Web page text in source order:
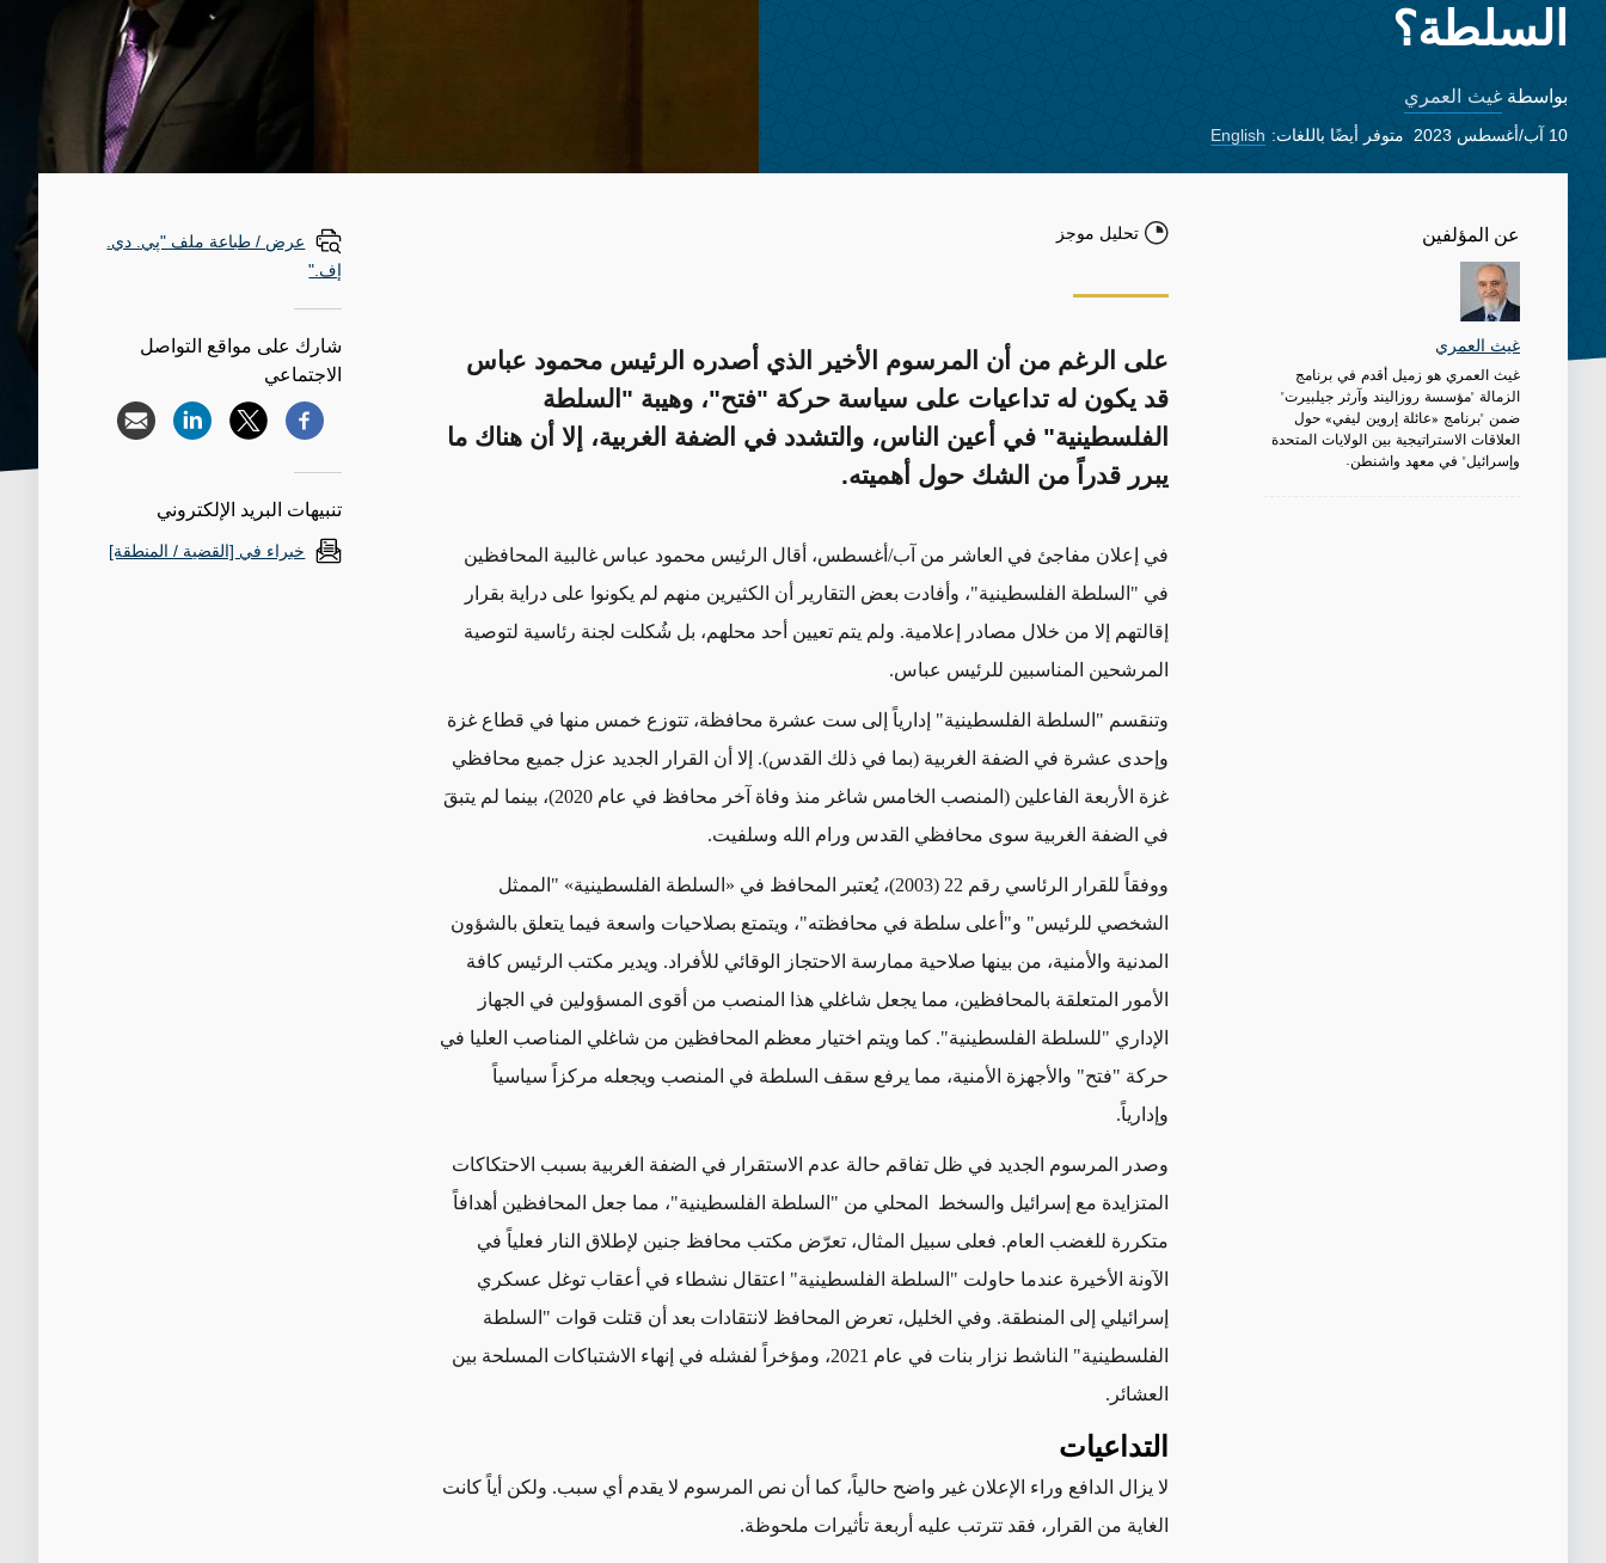
السلطة؟
بواسطة غيث العمري
10 آب/أغسطس 2023 متوفر أيضًا باللغات: English
عن المؤلفين
غيث العمري
غيث العمري هو زميل أقدم في برنامج
الزمالة "مؤسسة روزاليند وآرثر جيلبيرت"
ضمن "برنامج «عائلة إروين ليفي» حول
العلاقات الاستراتيجية بين الولايات المتحدة
وإسرائيل" في معهد واشنطن.
تحليل موجز
على الرغم من أن المرسوم الأخير الذي أصدره الرئيس محمود عباس
قد يكون له تداعيات على سياسة حركة "فتح"، وهيبة "السلطة
الفلسطينية" في أعين الناس، والتشدد في الضفة الغربية، إلا أن هناك ما
يبرر قدراً من الشك حول أهميته.
في إعلان مفاجئ في العاشر من آب/أغسطس، أقال الرئيس محمود عباس غالبية المحافظين
في "السلطة الفلسطينية"، وأفادت بعض التقارير أن الكثيرين منهم لم يكونوا على دراية بقرار
إقالتهم إلا من خلال مصادر إعلامية. ولم يتم تعيين أحد محلهم، بل شُكلت لجنة رئاسية لتوصية
المرشحين المناسبين للرئيس عباس.
وتنقسم "السلطة الفلسطينية" إدارياً إلى ست عشرة محافظة، تتوزع خمس منها في قطاع غزة
وإحدى عشرة في الضفة الغربية(بما في ذلك القدس). إلا أن القرار الجديد عزل جميع محافظي
غزة الأربعة الفاعلين (المنصب الخامس شاغر منذ وفاة آخر محافظ في عام 2020)، بينما لم يتبقَ
في الضفة الغربية سوى محافظي القدس ورام الله وسلفيت.
ووفقاً للقرار
الرئاسي رقم 22 (2003)، يُعتبر المحافظ في «السلطة الفلسطينية» "الممثل
الشخصي للرئيس" و"أعلى سلطة في محافظته"، ويتمتع بصلاحيات واسعة فيما يتعلق بالشؤون
المدنية والأمنية، من بينها صلاحية ممارسة الاحتجاز الوقائي للأفراد. ويدير مكتب الرئيس كافة
الأمور المتعلقة بالمحافظين، مما يجعل شاغلي هذا المنصب من أقوى المسؤولين في الجهاز
الإداري "للسلطة الفلسطينية". كما ويتم اختيار معظم المحافظين من شاغلي المناصب العليا في
حركة "فتح" والأجهزة الأمنية، مما يرفع سقف السلطة في المنصب ويجعله مركزاً سياسياً
وإدارياً.
وصدر المرسوم الجديد في ظل تفاقم حالة عدم الاستقرار في الضفة الغربية بسبب الاحتكاكات
المتزايدة مع إسرائيل والسخط المحلي من "السلطة الفلسطينية"، مما جعل المحافظين أهدافاً
متكررة للغضب العام. فعلى سبيل المثال، تعرّض مكتب محافظ جنين لإطلاق النار فعلياً في
الآونة الأخيرة عندما حاولت "السلطة الفلسطينية" اعتقال نشطاء في أعقاب توغل عسكري
إسرائيلي إلى المنطقة. وفي الخليل،تعرض المحافظ لانتقادات بعد أن قتلت قوات "السلطة
الفلسطينية" الناشط نزار بنات في عام 2021، ومؤخراً
لفشله في إنهاء الاشتباكات المسلحة بين
العشائر.
التداعيات
لا يزال الدافع وراء الإعلان غير واضح حالياً، كما أن نص المرسوم لا يقدم أي سبب. ولكن أياً كانت
الغاية من القرار، فقد تترتب عليه أربعةتأثيرات ملحوظة.
عرض / طباعة ملف "پي. دي.
إف."
شارك على مواقع التواصل
الاجتماعي
تنبيهات البريد الإلكتروني
خبراء في [القضية / المنطقة]